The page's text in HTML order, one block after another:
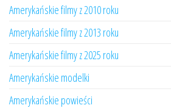
Amerykańskie filmy z 2010 roku
Amerykańskie filmy z 2013 roku
Amerykańskie filmy z 2025 roku
Amerykańskie modelki
Amerykańskie powieści